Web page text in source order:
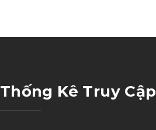
Thống Kê Truy Cập